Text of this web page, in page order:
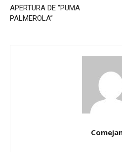
APERTURA DE “PUMA
PALMEROLA”